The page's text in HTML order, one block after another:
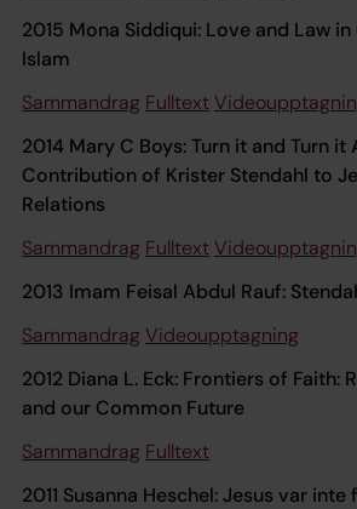
2015 Mona Siddiqui: Love and Law
Islam
Sammandrag Fulltext
2014 Mary C Boys: Turn it and Turn it
Contribution of Krister Stendahl to
Relations
Sammandrag Fulltext
2013 Imam Feisal Abdul Rauf:
Sammandrag Videoupptagning
2012 Diana L. Eck: Frontiers of Faith:
and our Common Future
Sammandrag Fulltext
2011 Susanna Heschel: Jesus var